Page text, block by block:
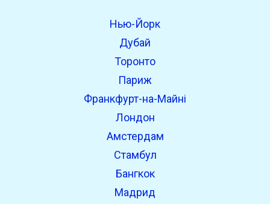
Нью-Йорк
Дубай
Торонто
Париж
Франкфурт-на-Майні
Лондон
Амстердам
Стамбул
Бангкок
Мадрид